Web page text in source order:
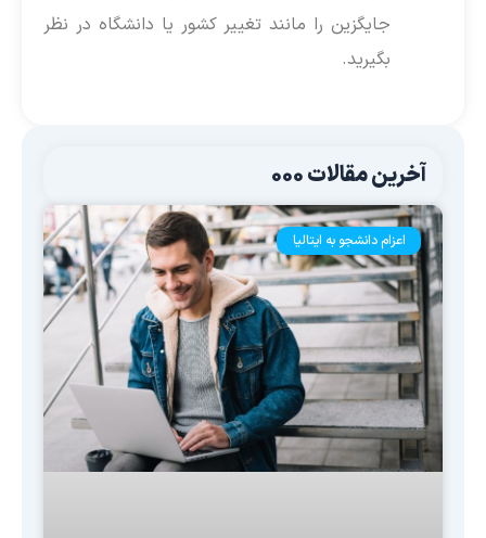
جایگزین را مانند تغییر کشور یا دانشگاه در نظر
بگیرید.
آخرین مقالات 000
اعزام دانشجو به ایتالیا